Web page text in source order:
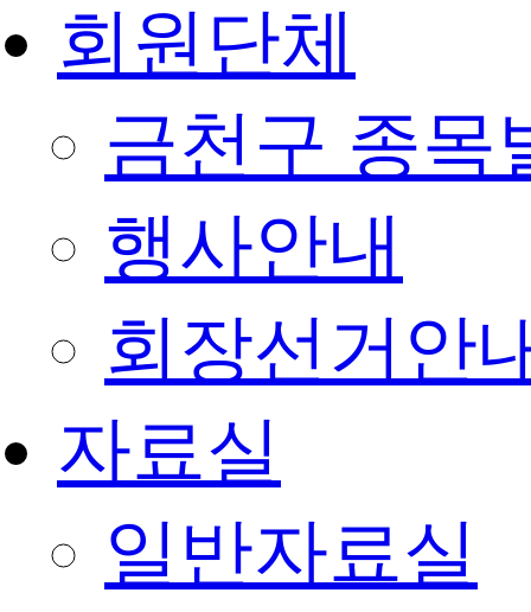
회원단체
금천구 종목
행사안내
회장선거안
자료실
일반자료실